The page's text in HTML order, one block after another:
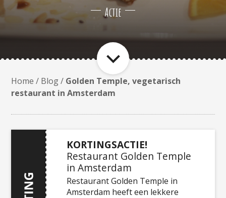
Actie
Home / Blog/ Golden Temple, vegetarisch
restaurant in Amsterdam
KORTINGSACTIE!
Restaurant Golden Temple
in Amsterdam
Restaurant Golden Temple in
Amsterdam heeft een lekkere